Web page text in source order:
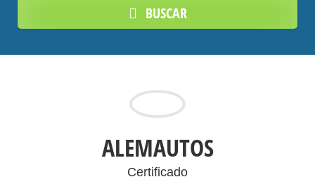
BUSCAR
ALEMAUTOS
Certificado